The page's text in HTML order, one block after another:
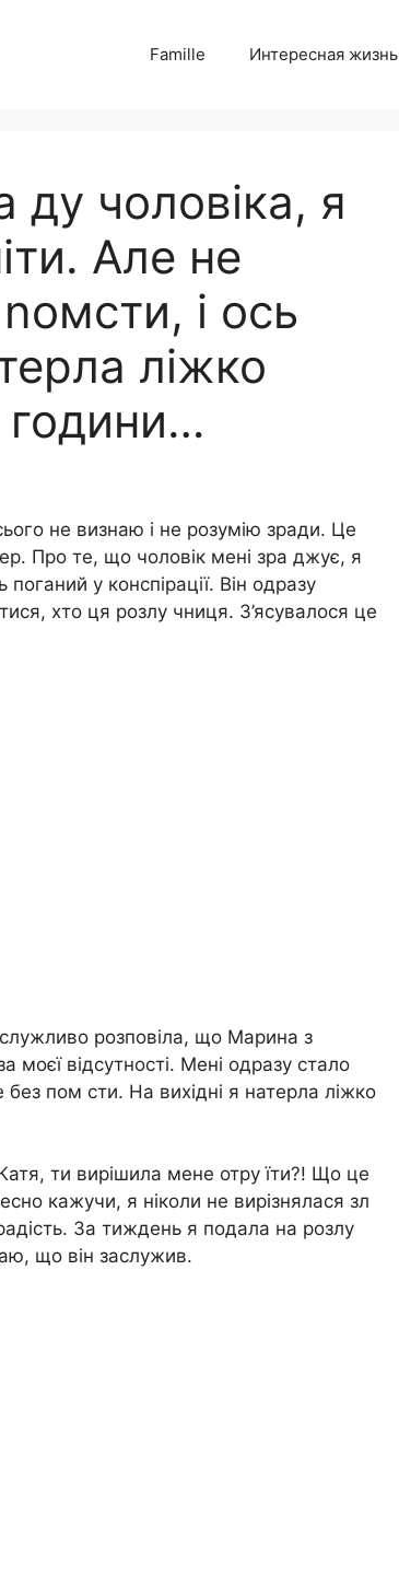
Famille Интересная жизнь
ду чоловіка, я
Але не
і ось
ліжко
не визнаю і не розумію зради. Це
Про те, що чоловік мені зра джує, я
у конспірації. Він одразу
хто ця розлу чниця. З’ясувалося це
розповіла, що Марина з
моєї відсутності. Мені одразу стало
пом сти. На вихідні я натерла ліжко
ти вирішила мене отру їти?! Що це
кажучи, я ніколи не вирізнялася зл
За тиждень я подала на розлу
що він заслужив.